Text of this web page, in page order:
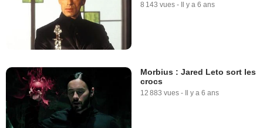
8 143 vues - Il y a 6 ans
Morbius : Jared Leto sort les
crocs
12 883 vues - Il y a 6 ans